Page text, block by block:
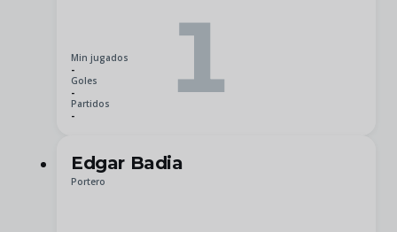
Min jugados
-
Goles
-
Partidos
-
1
Edgar Badia
Portero